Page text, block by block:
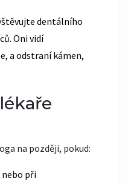
dentálního
Oni vidí
a odstraní kámen,
na později, pokud:
nebo při